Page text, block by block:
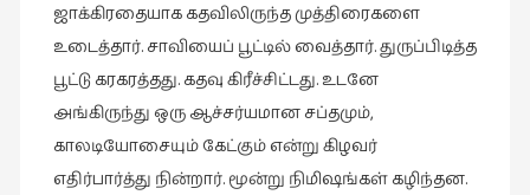
ஜாக்கிரதையாக கதவிலிருந்த முத்திரைகளை
உடைத்தார். சாவியைப் பூட்டில் வைத்தார். துருப்பிடித்த
பூட்டு கரகரத்தது. கதவு கிரீச்சிட்டது. உடனே
அங்கிருந்து ஒரு ஆச்சர்யமான சப்தமும்,
காலடியோசையும் கேட்கும் என்று கிழவர்
எதிர்பார்த்து நின்றார். மூன்று நிமிஷங்கள் கழிந்தன.